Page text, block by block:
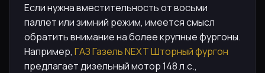
Если нужна вместительность от восьми
паллет или зимний режим, имеется смысл
обратить внимание на более крупные фургоны.
Например, ГАЗ Газель NEXT Шторный фургон
предлагает дизельный мотор 148 л.с.,